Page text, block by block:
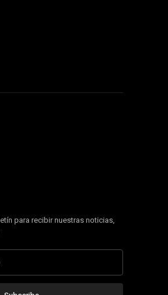
para recibir nuestras noticias,